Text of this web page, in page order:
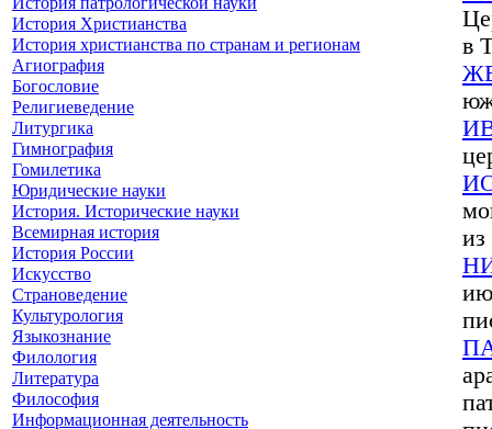
История Христианства
История христианства по странам и регионам
Агиография
Богословие
Религиеведение
Литургика
Гимнография
Гомилетика
Юридические науки
История. Исторические науки
Всемирная история
История России
Искусство
Страноведение
Культурология
Языкознание
Филология
Литература
Философия
Информационная деятельность
в
из